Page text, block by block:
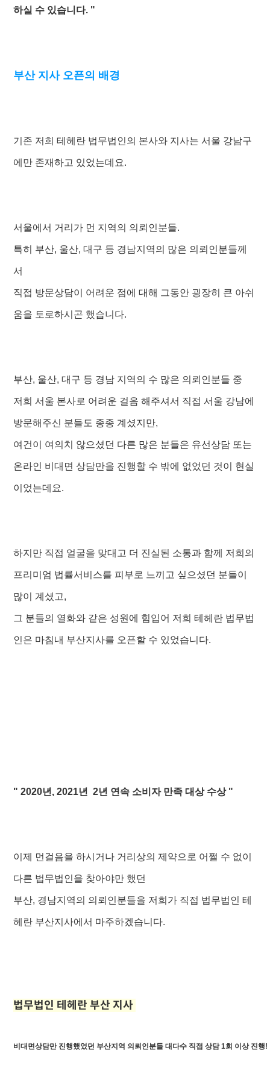
하실 수 있습니다. "
부산 지사 오픈의 배경
기존 저희 테헤란 법무법인의 본사와 지사는 서울 강남구
에만 존재하고 있었는데요.
서울에서 거리가 먼 지역의 의뢰인분들.
특히 부산, 울산, 대구 등 경남지역의 많은 의뢰인분들께
서
직접 방문상담이 어려운 점에 대해 그동안 굉장히 큰 아쉬
움을 토로하시곤 했습니다.
부산, 울산, 대구 등 경남 지역의 수 많은 의뢰인분들 중
저희 서울 본사로 어려운 걸음 해주셔서 직접 서울 강남에
방문해주신 분들도 종종 계셨지만,
여건이 여의치 않으셨던 다른 많은 분들은 유선상담 또는
온라인 비대면 상담만을 진행할 수 밖에 없었던 것이 현실
이었는데요.
하지만 직접 얼굴을 맞대고 더 진실된 소통과 함께 저희의
프리미엄 법률서비스를 피부로 느끼고 싶으셨던 분들이
많이 계셨고,
그 분들의 열화와 같은 성원에 힘입어 저희 테헤란 법무법
인은 마침내 부산지사를 오픈할 수 있었습니다.
" 2020년, 2021년 2년 연속 소비자 만족 대상 수상 "
이제 먼걸음을 하시거나 거리상의 제약으로 어쩔 수 없이
다른 법무법인을 찾아야만 했던
부산, 경남지역의 의뢰인분들을 저희가 직접 법무법인 테
헤란 부산지사에서 마주하겠습니다.
법무법인 테헤란 부산 지사
비대면상담만 진행했었던 부산지역 의뢰인분들 대다수 직접 상담 1회 이상 진행!